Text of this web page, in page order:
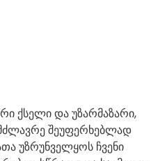
ქსელი და უზარმაზარი,
შეუფერხებლად
უზრუნველყოს ჩვენი